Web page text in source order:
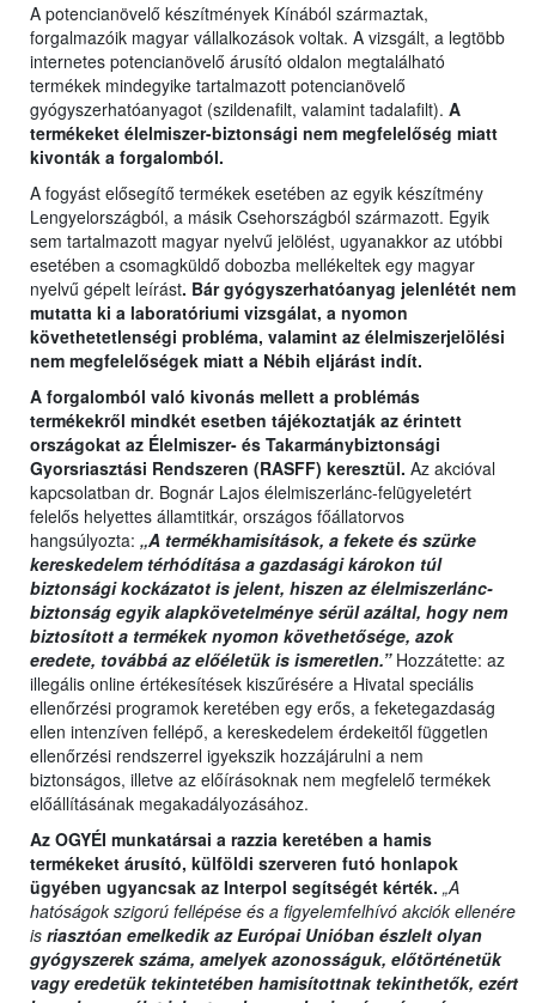
A potencianövelő készítmények Kínából származtak,
forgalmazóik magyar vállalkozások voltak. A vizsgált, a legtöbb
internetes potencianövelő árusító oldalon megtalálható
termékek mindegyike tartalmazott potencianövelő
gyógyszerhatóanyagot (szildenafilt, valamint tadalafilt). A
termékeket élelmiszer-biztonsági nem megfelelőség miatt
kivonták a forgalomból.
A fogyást elősegítő termékek esetében az egyik készítmény
Lengyelországból, a másik Csehországból származott. Egyik
sem tartalmazott magyar nyelvű jelölést, ugyanakkor az utóbbi
esetében a csomagküldő dobozba mellékeltek egy magyar
nyelvű gépelt leírást. Bár gyógyszerhatóanyag jelenlétét nem
mutatta ki a laboratóriumi vizsgálat, a nyomon
követhetetlenségi probléma, valamint az élelmiszerjelölési
nem megfelelőségek miatt a Nébih eljárást indít.
A forgalomból való kivonás mellett a problémás
termékekről mindkét esetben tájékoztatják az érintett
országokat az Élelmiszer- és Takarmánybiztonsági
Gyorsriasztási Rendszeren (RASFF) keresztül. Az akcióval
kapcsolatban dr. Bognár Lajos élelmiszerlánc-felügyeletért
felelős helyettes államtitkár, országos főállatorvos
hangsúlyozta: „A termékhamisítások, a fekete és szürke
kereskedelem térhódítása a gazdasági károkon túl
biztonsági kockázatot is jelent, hiszen az élelmiszerlánc-
biztonság egyik alapkövetelménye sérül azáltal, hogy nem
biztosított a termékek nyomon követhetősége, azok
eredete, továbbá az előéletük is ismeretlen.”Hozzátette: az
illegális online értékesítések kiszűrésére a Hivatal speciális
ellenőrzési programok keretében egy erős, a feketegazdaság
ellen intenzíven fellépő, a kereskedelem érdekeitől független
ellenőrzési rendszerrel igyekszik hozzájárulni a nem
biztonságos, illetve az előírásoknak nem megfelelő termékek
előállításának megakadályozásához.
Az OGYÉI munkatársai a razzia keretében a hamis
termékeket árusító, külföldi szerveren futó honlapok
ügyében ugyancsak az Interpol segítségét kérték. „A
hatóságok szigorú fellépése és a figyelemfelhívó akciók ellenére
is riasztóan emelkedik az Európai Unióban észlelt olyan
gyógyszerek száma, amelyek azonosságuk, előtörténetük
vagy eredetük tekintetében hamisítottnak tekinthetők, ezért